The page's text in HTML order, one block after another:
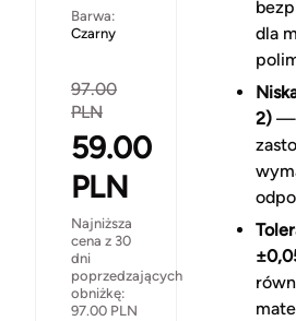
Barwa:
Czarny
97.00
PLN
59.00
PLN
Najniższa
cena z 30
dni
poprzedzających
obniżkę:
97.00 PLN
dla
2)—